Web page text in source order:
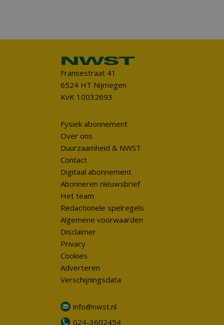
Fransestraat 41
6524 HT Nijmegen
KvK 10032693
Fysiek abonnement
Over ons
Duurzaamheid & NWST
Contact
Digitaal abonnement
Abonneren nieuwsbrief
Het team
Redactionele spelregels
Algemene voorwaarden
Disclaimer
Privacy
Cookies
Adverteren
Verschijningsdata
info@nwst.nl
024-3602454